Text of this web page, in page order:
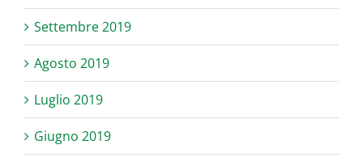
Settembre 2019
Agosto 2019
Luglio 2019
Giugno 2019